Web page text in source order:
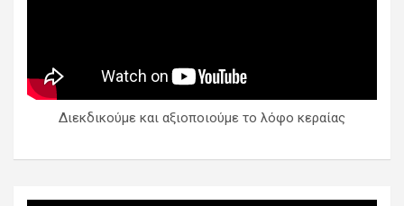
Διεκδικούμε και αξιοποιούμε το λόφο κεραίας